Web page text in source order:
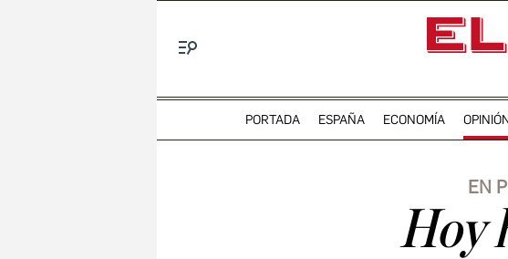
PORTADA ESPAÑA ECONOMÍA
EN
Hoy